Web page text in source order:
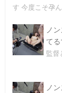
す 今度こそ孕
ノ
て
監督
ノ